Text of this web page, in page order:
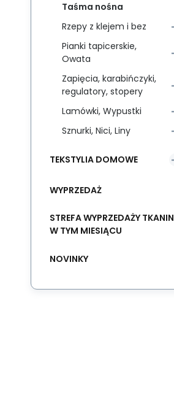
Taśma nośna
Rzepy z klejem i bez
Pianki tapicerskie,
Owata
Zapięcia, karabińczyki,
regulatory, stopery
Lamówki, Wypustki
Sznurki, Nici, Liny
TEKSTYLIA DOMOWE
WYPRZEDAŻ
STREFA WYPRZEDAŻY TKANIN
W TYM MIESIĄCU
NOVINKY